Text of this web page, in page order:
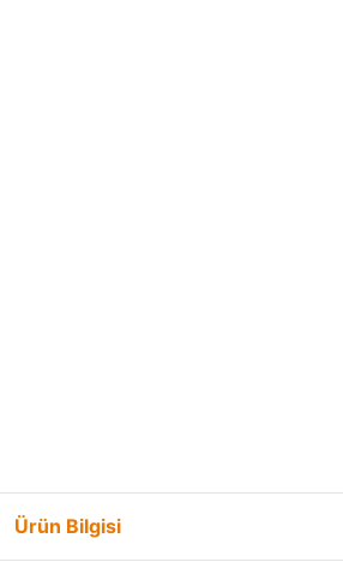
Ürün Bilgisi